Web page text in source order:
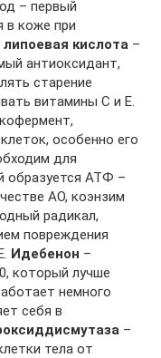
– первый
в коже при
кислота –
антиоксидант,
старение
витамины С и Е.
особенно его
для
образуется АТФ –
АО, коэнзим
радикал,
повреждения
Идебенон –
который лучше
немного
себя в
–
тела от